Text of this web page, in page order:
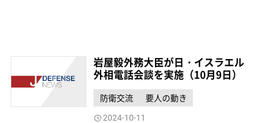
岩屋毅外務大臣が日・イスラエル
外相電話会談を実施（10月9日）
防衛交流 要人の動き
2024-10-11